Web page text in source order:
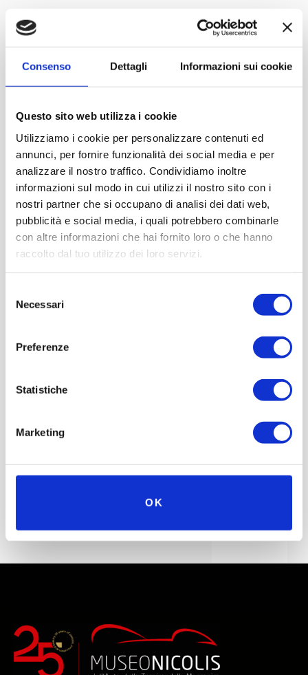
Consenso Dettagli Informazioni sui cookie
Questo sito web utilizza i cookie
Utilizziamo i cookie per personalizzare contenuti ed
annunci, per fornire funzionalità dei social media e per
analizzare il nostro traffico. Condividiamo inoltre
informazioni sul modo in cui utilizzi il nostro sito con i
nostri partner che si occupano di analisi dei dati web,
pubblicità e social media, i quali potrebbero combinarle
con altre informazioni che hai fornito loro o che hanno
raccolto dal tuo utilizzo dei loro servizi.
delNecessari
Preferenze
Statistiche
Marketing
OK
Le comunicheremo via email la conferma della
prenotazione avvenuta.
Con il patrocinio di Partner Network